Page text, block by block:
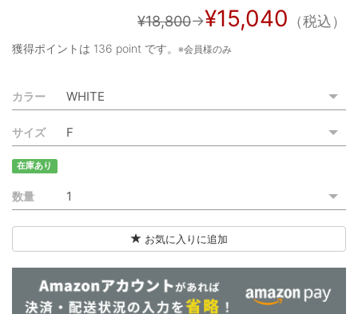
ご利用規約
¥18,800→¥15,040 （税込）
獲得ポイントは 136 point です。 ※会員様のみ
カラー
サイズ
在庫あり
数量
お気に入りに追加